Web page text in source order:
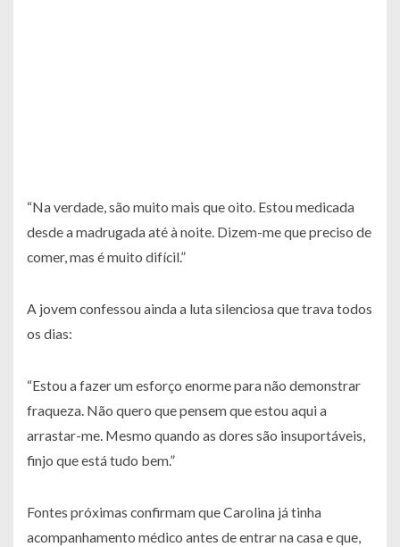
“Na verdade, são muito mais que oito. Estou medicada
desde a madrugada até à noite. Dizem-me que preciso de
comer, mas é muito difícil.”
A jovem confessou ainda a luta silenciosa que trava todos
os dias:
“Estou a fazer um esforço enorme para não demonstrar
fraqueza. Não quero que pensem que estou aqui a
arrastar-me. Mesmo quando as dores são insuportáveis,
finjo que está tudo bem.”
Fontes próximas confirmam que Carolina já tinha
acompanhamento médico antes de entrar na casa e que,